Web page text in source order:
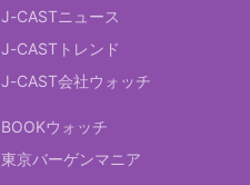
J-CASTニュース
J-CASTトレンド
J-CAST会社ウォッチ
BOOKウォッチ
東京バーゲンマニア